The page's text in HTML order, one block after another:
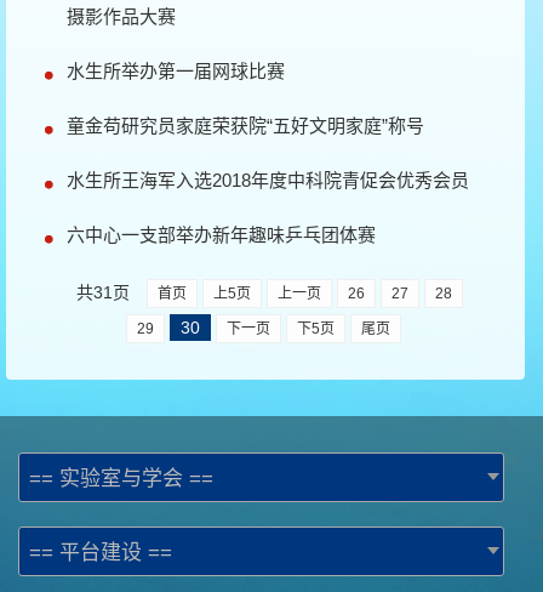
摄影作品大赛
水生所举办第一届网球比赛
童金苟研究员家庭荣获院“五好文明家庭”称号
水生所王海军入选2018年度中科院青促会优秀会员
六中心一支部举办新年趣味乒乓团体赛
共31页 首页 上5页 上一页 26 27 28
29 30 下一页 下5页 尾页
== 实验室与学会 ==
== 平台建设 ==